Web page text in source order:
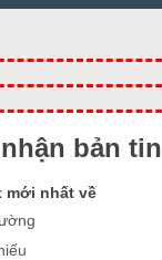
bản tin
mới nhất về